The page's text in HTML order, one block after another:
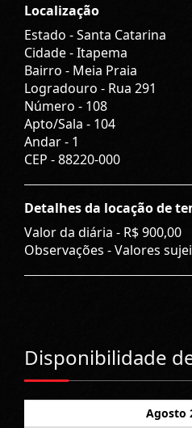
Localização
Estado -Santa Catarina
Cidade -Itapema
Bairro - Meia Praia
Logradouro - Rua 291
Número - 108
Apto/Sala - 104
Andar - 1
CEP -88220-000
Detalhes da locação de
Valor da diária - R$ 900,00
Observações - Valores
Disponibilidade
Agosto